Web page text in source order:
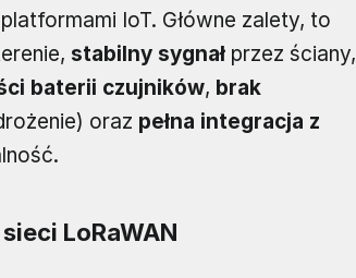
IoT. Główne zalety, to
stabilny sygnał przez ściany,
baterii czujników, brak
oraz pełna integracja z
LoRaWAN